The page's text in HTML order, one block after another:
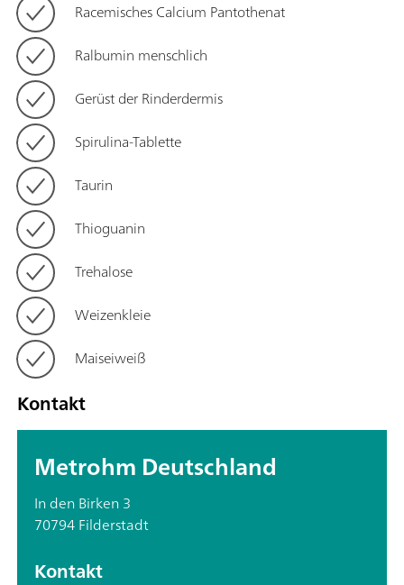
Racemisches Calcium Pantothenat
Ralbumin menschlich
Gerüst der Rinderdermis
Spirulina-Tablette
Taurin
Thioguanin
Trehalose
Weizenkleie
Maiseiweiß
Kontakt
Metrohm Deutschland
In den Birken 3
70794 Filderstadt
Kontakt